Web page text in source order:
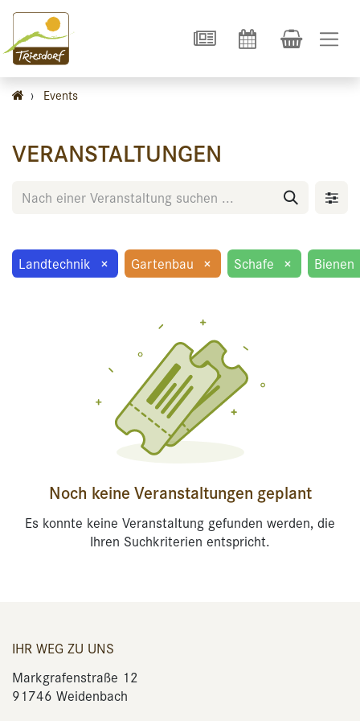
› Events
VERANSTALTUNGEN
Landtechnik × Gartenbau × Schafe × Bienen
Noch keine Veranstaltungen geplant
Es konnte keine Veranstaltung gefunden werden, die
Ihren Suchkriterien entspricht.
IHR WEG ZU UNS
Markgrafenstraße 12
91746 Weidenbach